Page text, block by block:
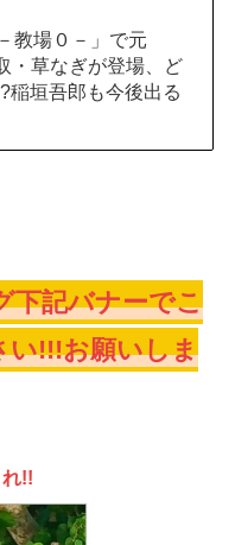
教場０－」で元
・草なぎが登場、ど
稲垣吾郎も今後出る
下記バナーでこ
い!!!お願いしま
!!